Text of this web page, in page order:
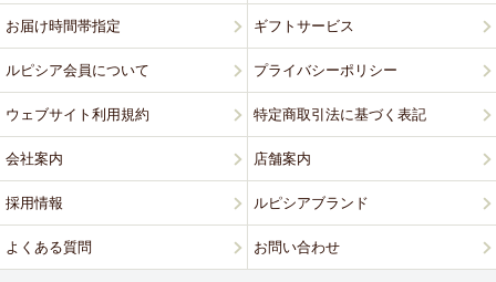
お届け時間帯指定 ギフトサービス
ルピシア会員について プライバシーポリシー
ウェブサイト利用規約 特定商取引法に基づく表記
会社案内 店舗案内
採用情報 ルピシアブランド
よくある質問 お問い合わせ